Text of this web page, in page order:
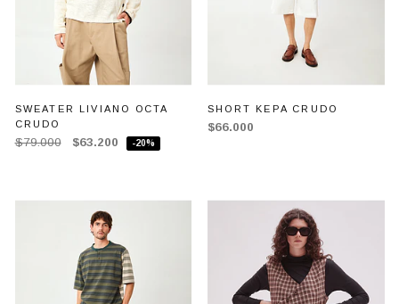
SWEATER LIVIANO OCTA
CRUDO
$79.000 $63.200 -20%
SHORT KEPA CRUDO
$66.000